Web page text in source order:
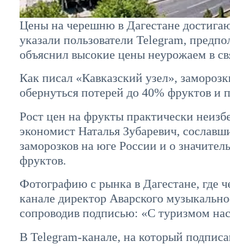
Цены на черешню в Дагестане
указали пользователи Telegram,
объяснил высокие цены неурожаем в
Как писал «Кавказский узел»,
обернуться потерей до 40% фруктов и
Рост цен на фрукты практически
экономист Наталья Зубаревич,
заморозков на юге России и о
фруктов.
Фотографию с рынка в Дагестане, где
канале директор Аварского
сопроводив подписью: «С туризмом
В Telegram-канале, на который